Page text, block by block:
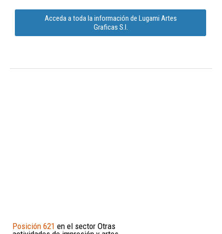
Acceda a toda la información de Lugami Artes
Graficas S.l.
Posición 621 en el sector Otras